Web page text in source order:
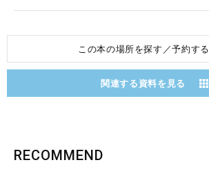
この本の場所を探す／予約する
関連する資料を見る
RECOMMEND